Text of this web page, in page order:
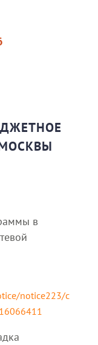
в
notice223/c